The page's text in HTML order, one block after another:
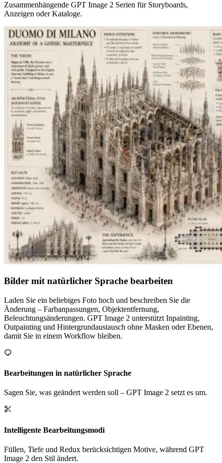
Zusammenhängende GPT Image 2 Serien für Storyboards,
Anzeigen oder Kataloge.
Bilder mit natürlicher Sprache bearbeiten
Laden Sie ein beliebiges Foto hoch und beschreiben Sie die
Änderung – Farbanpassungen, Objektentfernung,
Beleuchtungsänderungen. GPT Image 2 unterstützt Inpainting,
Outpainting und Hintergrundaustausch ohne Masken oder Ebenen,
damit Sie in einem Workflow bleiben.
Bearbeitungen in natürlicher Sprache
Sagen Sie, was geändert werden soll – GPT Image 2 setzt es um.
Intelligente Bearbeitungsmodi
Füllen, Tiefe und Redux berücksichtigen Motive, während GPT
Image 2 den Stil ändert.